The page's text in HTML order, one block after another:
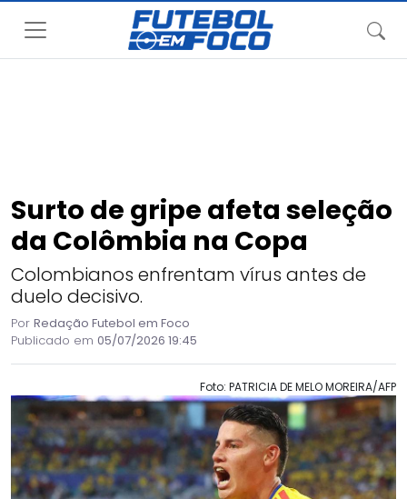
Surto de gripe afeta seleção
da Colômbia na Copa
Colombianos enfrentam vírus antes de
duelo decisivo.
Por Redação Futebol em Foco
Publicado em 05/07/2026 19:45
Foto: PATRICIA DE MELO MOREIRA/AFP